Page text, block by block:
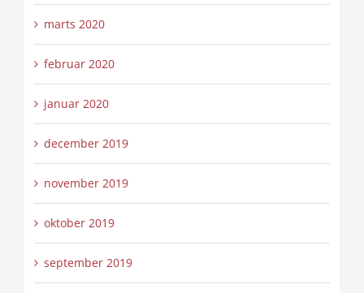
marts 2020
februar 2020
januar 2020
december 2019
november 2019
oktober 2019
september 2019